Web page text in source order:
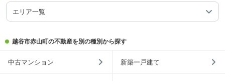
エリア一覧
越谷市赤山町の不動産を別の種別から探す
中古マンション 新築一戸建て